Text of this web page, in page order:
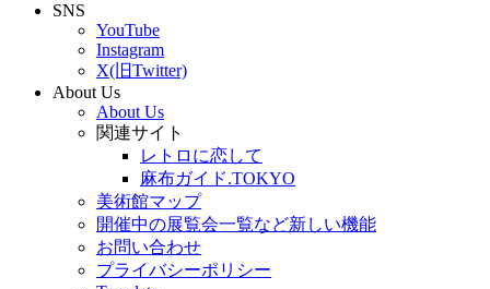
SNS
YouTube
Instagram
X(旧Twitter)
About Us
About Us
関連サイト
レトロに恋して
麻布ガイド.TOKYO
美術館マップ
開催中の展覧会一覧など新しい機能
お問い合わせ
プライバシーポリシー